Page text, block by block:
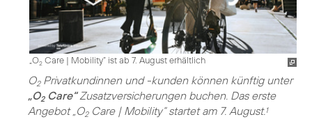
„O2 Care | Mobility“ ist ab 7. August erhältlich
O2Privatkundinnen und -kunden können künftig unter
„O2Care“Zusatzversicherungen buchen. Das erste
Angebot „O2Care | Mobility“ startet am 7. August. 1